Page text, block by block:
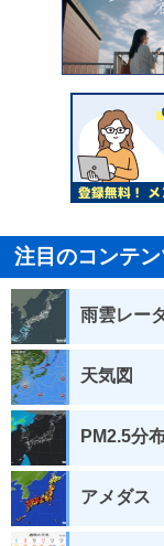
注目のコンテン
雨雲レー
天気図
PM2.5分
アメダス